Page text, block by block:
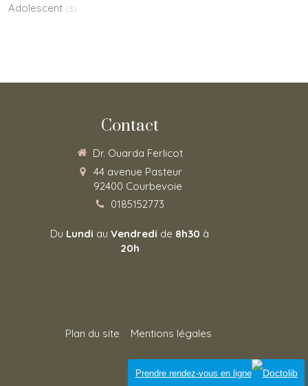
Adolescent (3)
Contact
Dr. Ouarda Ferlicot
44 avenue Pasteur
92400 Courbevoie
0185152773
Du Lundi au Vendredi de 8h30 à
20h
Plan du site Mentions légales
Connexion
Prendre rendez-vous en ligne